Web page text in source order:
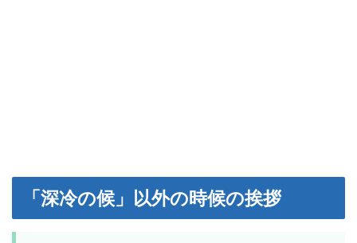
「深冷の候」以外の時候の挨拶